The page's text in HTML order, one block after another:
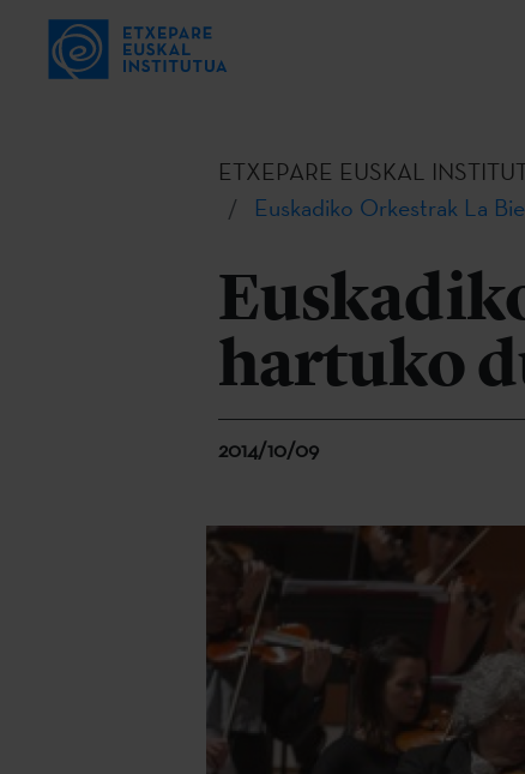
ETXEPARE EUSKAL
Euskadiko Orkestrak La
hartuko
2014/10/09